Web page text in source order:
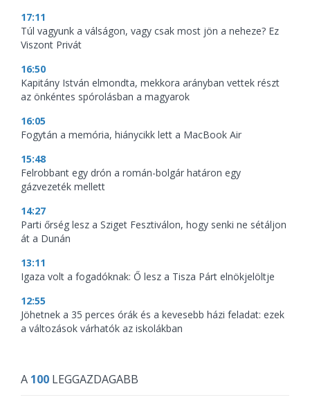
17:11
Túl vagyunk a válságon, vagy csak most jön a neheze? Ez
Viszont Privát
16:50
Kapitány István elmondta, mekkora arányban vettek részt
az önkéntes spórolásban a magyarok
16:05
Fogytán a memória, hiánycikk lett a MacBook Air
15:48
Felrobbant egy drón a román-bolgár határon egy
gázvezeték mellett
14:27
Parti őrség lesz a Sziget Fesztiválon, hogy senki ne sétáljon
át a Dunán
13:11
Igaza volt a fogadóknak: Ő lesz a Tisza Párt elnökjelöltje
12:55
Jöhetnek a 35 perces órák és a kevesebb házi feladat: ezek
a változások várhatók az iskolákban
A 100 LEGGAZDAGABB